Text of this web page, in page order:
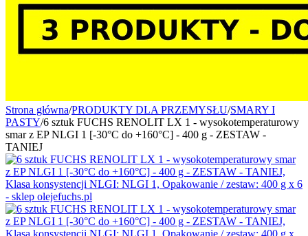
Strona główna/PRODUKTY DLA PRZEMYSŁU/SMARY I
PASTY/6 sztuk FUCHS RENOLIT LX 1 - wysokotemperaturowy
smar z EP NLGI 1 [-30°C do +160°C] - 400 g - ZESTAW -
TANIEJ